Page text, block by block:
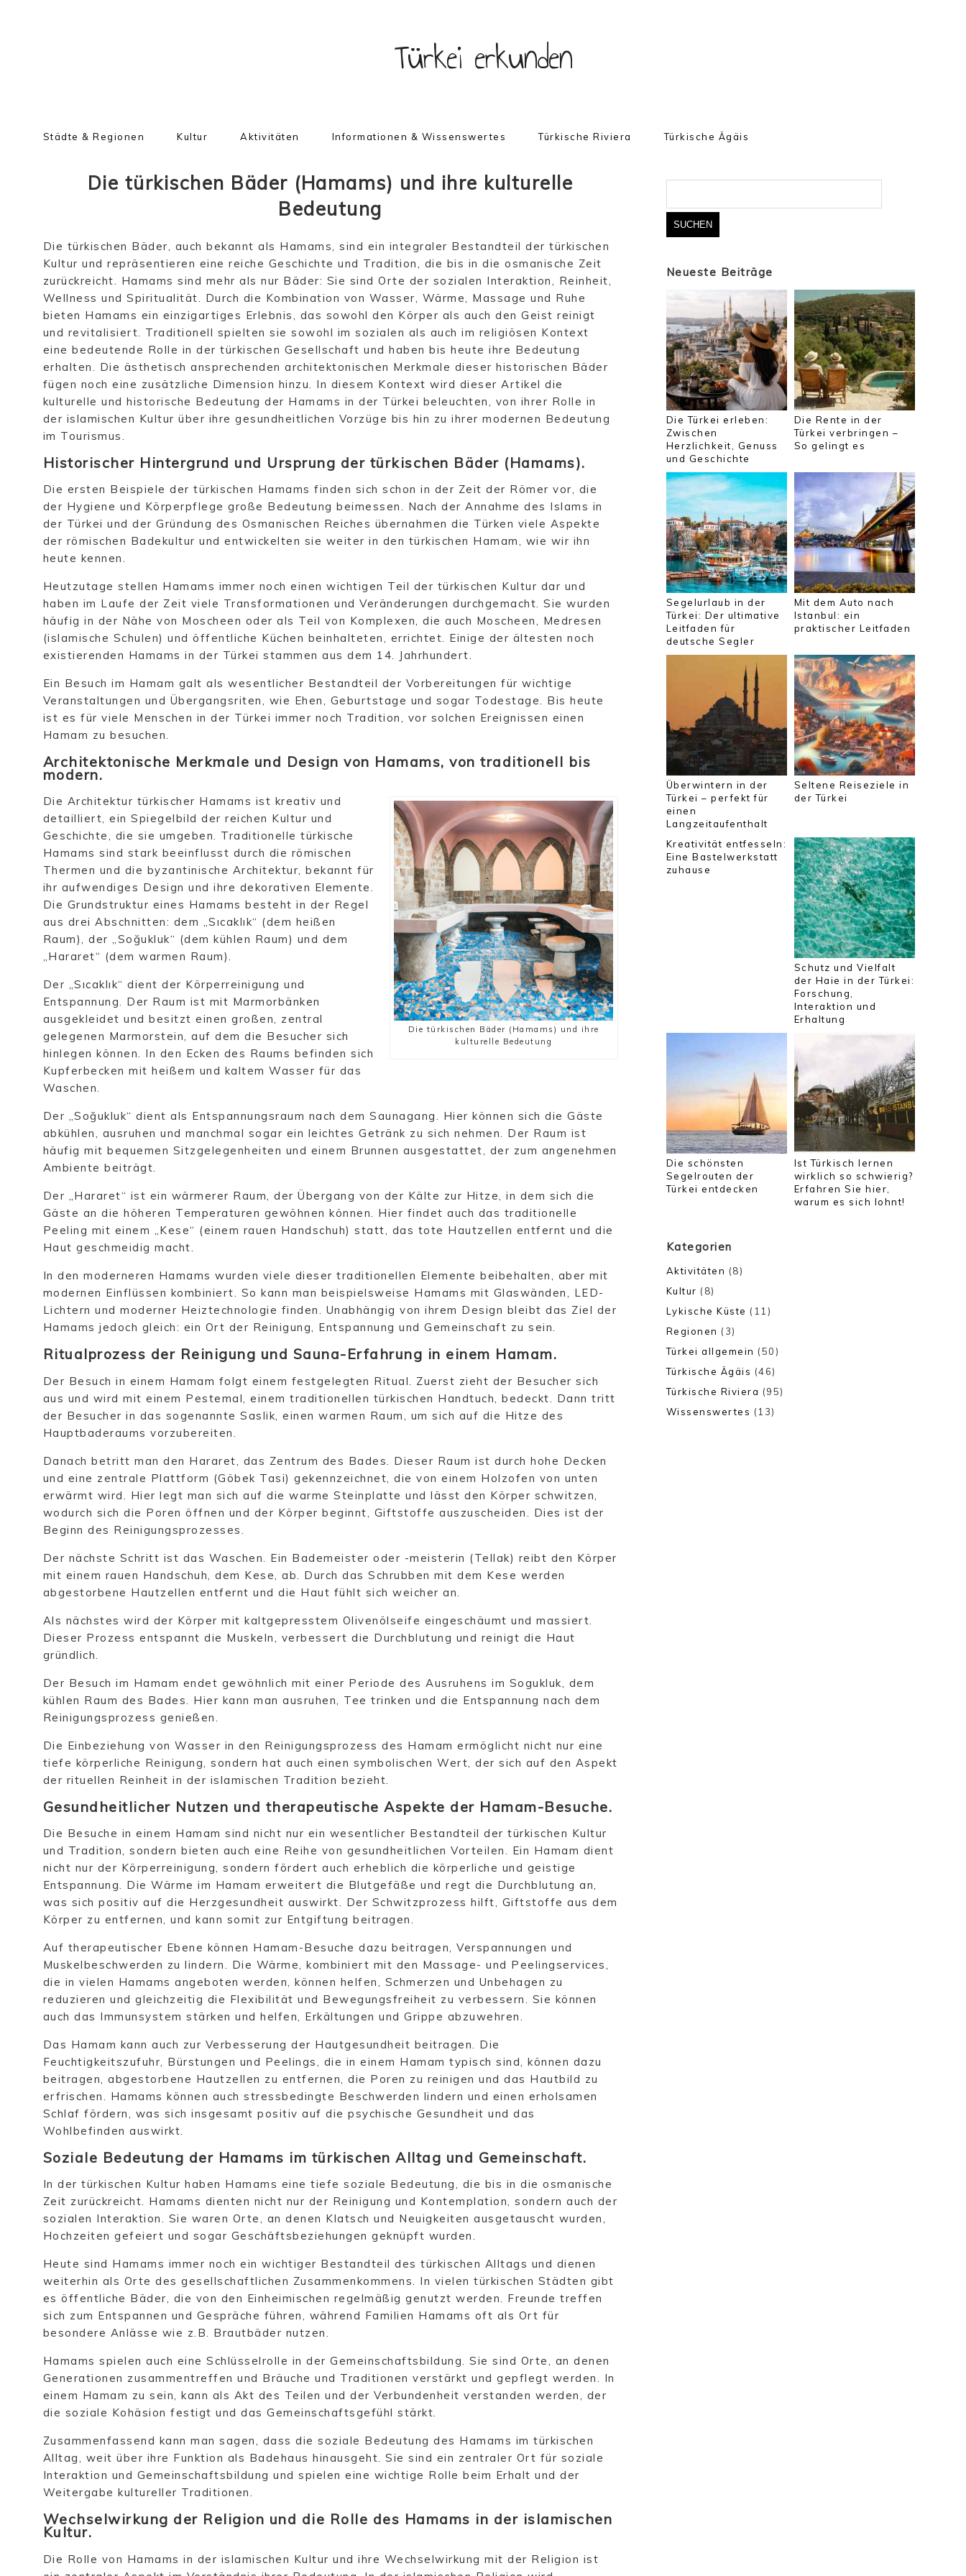
Türkei erkunden
Städte & Regionen Kultur Aktivitäten Informationen & Wissenswertes Türkische Riviera Türkische Ägäis
Die türkischen Bäder (Hamams) und ihre kulturelle
Bedeutung
Die türkischen Bäder, auch bekannt als Hamams, sind ein integraler Bestandteil der türkischen
Kultur und repräsentieren eine reiche Geschichte und Tradition, die bis in die osmanische Zeit
zurückreicht. Hamams sind mehr als nur Bäder: Sie sind Orte der sozialen Interaktion, Reinheit,
Wellness und Spiritualität. Durch die Kombination von Wasser, Wärme, Massage und Ruhe
bieten Hamams ein einzigartiges Erlebnis, das sowohl den Körper als auch den Geist reinigt
und revitalisiert. Traditionell spielten sie sowohl im sozialen als auch im religiösen Kontext
eine bedeutende Rolle in der türkischen Gesellschaft und haben bis heute ihre Bedeutung
erhalten. Die ästhetisch ansprechenden architektonischen Merkmale dieser historischen Bäder
fügen noch eine zusätzliche Dimension hinzu. In diesem Kontext wird dieser Artikel die
kulturelle und historische Bedeutung der Hamams in der Türkei beleuchten, von ihrer Rolle in
der islamischen Kultur über ihre gesundheitlichen Vorzüge bis hin zu ihrer modernen Bedeutung
im Tourismus.
Historischer Hintergrund und Ursprung der türkischen Bäder (Hamams).
Die ersten Beispiele der türkischen Hamams finden sich schon in der Zeit der Römer vor, die
der Hygiene und Körperpflege große Bedeutung beimessen. Nach der Annahme des Islams in
der Türkei und der Gründung des Osmanischen Reiches übernahmen die Türken viele Aspekte
der römischen Badekultur und entwickelten sie weiter in den türkischen Hamam, wie wir ihn
heute kennen.
Heutzutage stellen Hamams immer noch einen wichtigen Teil der türkischen Kultur dar und
haben im Laufe der Zeit viele Transformationen und Veränderungen durchgemacht. Sie wurden
häufig in der Nähe von Moscheen oder als Teil von Komplexen, die auch Moscheen, Medresen
(islamische Schulen) und öffentliche Küchen beinhalteten, errichtet. Einige der ältesten noch
existierenden Hamams in der Türkei stammen aus dem 14. Jahrhundert.
Ein Besuch im Hamam galt als wesentlicher Bestandteil der Vorbereitungen für wichtige
Veranstaltungen und Übergangsriten, wie Ehen, Geburtstage und sogar Todestage. Bis heute
ist es für viele Menschen in der Türkei immer noch Tradition, vor solchen Ereignissen einen
Hamam zu besuchen.
Architektonische Merkmale und Design von Hamams, von traditionell bis
modern.
Die türkischen Bäder (Hamams) und ihre
kulturelle Bedeutung
Die Architektur türkischer Hamams ist kreativ und
detailliert, ein Spiegelbild der reichen Kultur und
Geschichte, die sie umgeben. Traditionelle türkische
Hamams sind stark beeinflusst durch die römischen
Thermen und die byzantinische Architektur, bekannt für
ihr aufwendiges Design und ihre dekorativen Elemente.
Die Grundstruktur eines Hamams besteht in der Regel
aus drei Abschnitten: dem „Sıcaklık“ (dem heißen
Raum), der „Soğukluk“ (dem kühlen Raum) und dem
„Hararet“ (dem warmen Raum).
Der „Sıcaklık“ dient der Körperreinigung und
Entspannung. Der Raum ist mit Marmorbänken
ausgekleidet und besitzt einen großen, zentral
gelegenen Marmorstein, auf dem die Besucher sich
hinlegen können. In den Ecken des Raums befinden sich
Kupferbecken mit heißem und kaltem Wasser für das
Waschen.
Der „Soğukluk“ dient als Entspannungsraum nach dem Saunagang. Hier können sich die Gäste
abkühlen, ausruhen und manchmal sogar ein leichtes Getränk zu sich nehmen. Der Raum ist
häufig mit bequemen Sitzgelegenheiten und einem Brunnen ausgestattet, der zum angenehmen
Ambiente beiträgt.
Der „Hararet“ ist ein wärmerer Raum, der Übergang von der Kälte zur Hitze, in dem sich die
Gäste an die höheren Temperaturen gewöhnen können. Hier findet auch das traditionelle
Peeling mit einem „Kese“ (einem rauen Handschuh) statt, das tote Hautzellen entfernt und die
Haut geschmeidig macht.
In den moderneren Hamams wurden viele dieser traditionellen Elemente beibehalten, aber mit
modernen Einflüssen kombiniert. So kann man beispielsweise Hamams mit Glaswänden, LED-
Lichtern und moderner Heiztechnologie finden. Unabhängig von ihrem Design bleibt das Ziel der
Hamams jedoch gleich: ein Ort der Reinigung, Entspannung und Gemeinschaft zu sein.
Ritualprozess der Reinigung und Sauna-Erfahrung in einem Hamam.
Der Besuch in einem Hamam folgt einem festgelegten Ritual. Zuerst zieht der Besucher sich
aus und wird mit einem Pestemal, einem traditionellen türkischen Handtuch, bedeckt. Dann tritt
der Besucher in das sogenannte Saslik, einen warmen Raum, um sich auf die Hitze des
Hauptbaderaums vorzubereiten.
Danach betritt man den Hararet, das Zentrum des Bades. Dieser Raum ist durch hohe Decken
und eine zentrale Plattform (Göbek Tasi) gekennzeichnet, die von einem Holzofen von unten
erwärmt wird. Hier legt man sich auf die warme Steinplatte und lässt den Körper schwitzen,
wodurch sich die Poren öffnen und der Körper beginnt, Giftstoffe auszuscheiden. Dies ist der
Beginn des Reinigungsprozesses.
Der nächste Schritt ist das Waschen. Ein Bademeister oder -meisterin (Tellak) reibt den Körper
mit einem rauen Handschuh, dem Kese, ab. Durch das Schrubben mit dem Kese werden
abgestorbene Hautzellen entfernt und die Haut fühlt sich weicher an.
Als nächstes wird der Körper mit kaltgepresstem Olivenölseife eingeschäumt und massiert.
Dieser Prozess entspannt die Muskeln, verbessert die Durchblutung und reinigt die Haut
gründlich.
Der Besuch im Hamam endet gewöhnlich mit einer Periode des Ausruhens im Sogukluk, dem
kühlen Raum des Bades. Hier kann man ausruhen, Tee trinken und die Entspannung nach dem
Reinigungsprozess genießen.
Die Einbeziehung von Wasser in den Reinigungsprozess des Hamam ermöglicht nicht nur eine
tiefe körperliche Reinigung, sondern hat auch einen symbolischen Wert, der sich auf den Aspekt
der rituellen Reinheit in der islamischen Tradition bezieht.
Gesundheitlicher Nutzen und therapeutische Aspekte der Hamam-Besuche.
Die Besuche in einem Hamam sind nicht nur ein wesentlicher Bestandteil der türkischen Kultur
und Tradition, sondern bieten auch eine Reihe von gesundheitlichen Vorteilen. Ein Hamam dient
nicht nur der Körperreinigung, sondern fördert auch erheblich die körperliche und geistige
Entspannung. Die Wärme im Hamam erweitert die Blutgefäße und regt die Durchblutung an,
was sich positiv auf die Herzgesundheit auswirkt. Der Schwitzprozess hilft, Giftstoffe aus dem
Körper zu entfernen, und kann somit zur Entgiftung beitragen.
Auf therapeutischer Ebene können Hamam-Besuche dazu beitragen, Verspannungen und
Muskelbeschwerden zu lindern. Die Wärme, kombiniert mit den Massage- und Peelingservices,
die in vielen Hamams angeboten werden, können helfen, Schmerzen und Unbehagen zu
reduzieren und gleichzeitig die Flexibilität und Bewegungsfreiheit zu verbessern. Sie können
auch das Immunsystem stärken und helfen, Erkältungen und Grippe abzuwehren.
Das Hamam kann auch zur Verbesserung der Hautgesundheit beitragen. Die
Feuchtigkeitszufuhr, Bürstungen und Peelings, die in einem Hamam typisch sind, können dazu
beitragen, abgestorbene Hautzellen zu entfernen, die Poren zu reinigen und das Hautbild zu
erfrischen. Hamams können auch stressbedingte Beschwerden lindern und einen erholsamen
Schlaf fördern, was sich insgesamt positiv auf die psychische Gesundheit und das
Wohlbefinden auswirkt.
Soziale Bedeutung der Hamams im türkischen Alltag und Gemeinschaft.
In der türkischen Kultur haben Hamams eine tiefe soziale Bedeutung, die bis in die osmanische
Zeit zurückreicht. Hamams dienten nicht nur der Reinigung und Kontemplation, sondern auch der
sozialen Interaktion. Sie waren Orte, an denen Klatsch und Neuigkeiten ausgetauscht wurden,
Hochzeiten gefeiert und sogar Geschäftsbeziehungen geknüpft wurden.
Heute sind Hamams immer noch ein wichtiger Bestandteil des türkischen Alltags und dienen
weiterhin als Orte des gesellschaftlichen Zusammenkommens. In vielen türkischen Städten gibt
es öffentliche Bäder, die von den Einheimischen regelmäßig genutzt werden. Freunde treffen
sich zum Entspannen und Gespräche führen, während Familien Hamams oft als Ort für
besondere Anlässe wie z.B. Brautbäder nutzen.
Hamams spielen auch eine Schlüsselrolle in der Gemeinschaftsbildung. Sie sind Orte, an denen
Generationen zusammentreffen und Bräuche und Traditionen verstärkt und gepflegt werden. In
einem Hamam zu sein, kann als Akt des Teilen und der Verbundenheit verstanden werden, der
die soziale Kohäsion festigt und das Gemeinschaftsgefühl stärkt.
Zusammenfassend kann man sagen, dass die soziale Bedeutung des Hamams im türkischen
Alltag, weit über ihre Funktion als Badehaus hinausgeht. Sie sind ein zentraler Ort für soziale
Interaktion und Gemeinschaftsbildung und spielen eine wichtige Rolle beim Erhalt und der
Weitergabe kultureller Traditionen.
Wechselwirkung der Religion und die Rolle des Hamams in der islamischen
Kultur.
Die Rolle von Hamams in der islamischen Kultur und ihre Wechselwirkung mit der Religion ist
Neueste Beiträge
Die Türkei erleben:
Zwischen
Herzlichkeit, Genuss
und Geschichte
Die Rente in der
Türkei verbringen –
So gelingt es
Segelurlaub in der
Türkei: Der ultimative
Leitfaden für
deutsche Segler
Mit dem Auto nach
Istanbul: ein
praktischer Leitfaden
Überwintern in der
Türkei – perfekt für
einen
Langzeitaufenthalt
Seltene Reiseziele in
der Türkei
Kreativität entfesseln:
Eine Bastelwerkstatt
zuhause
Schutz und Vielfalt
der Haie in der Türkei:
Forschung,
Interaktion und
Erhaltung
Die schönsten
Segelrouten der
Türkei entdecken
Ist Türkisch lernen
wirklich so schwierig?
Erfahren Sie hier,
warum es sich lohnt!
Kategorien
Aktivitäten (8)
Kultur (8)
Lykische Küste (11)
Regionen (3)
Türkei allgemein (50)
Türkische Ägäis (46)
Türkische Riviera (95)
Wissenswertes (13)